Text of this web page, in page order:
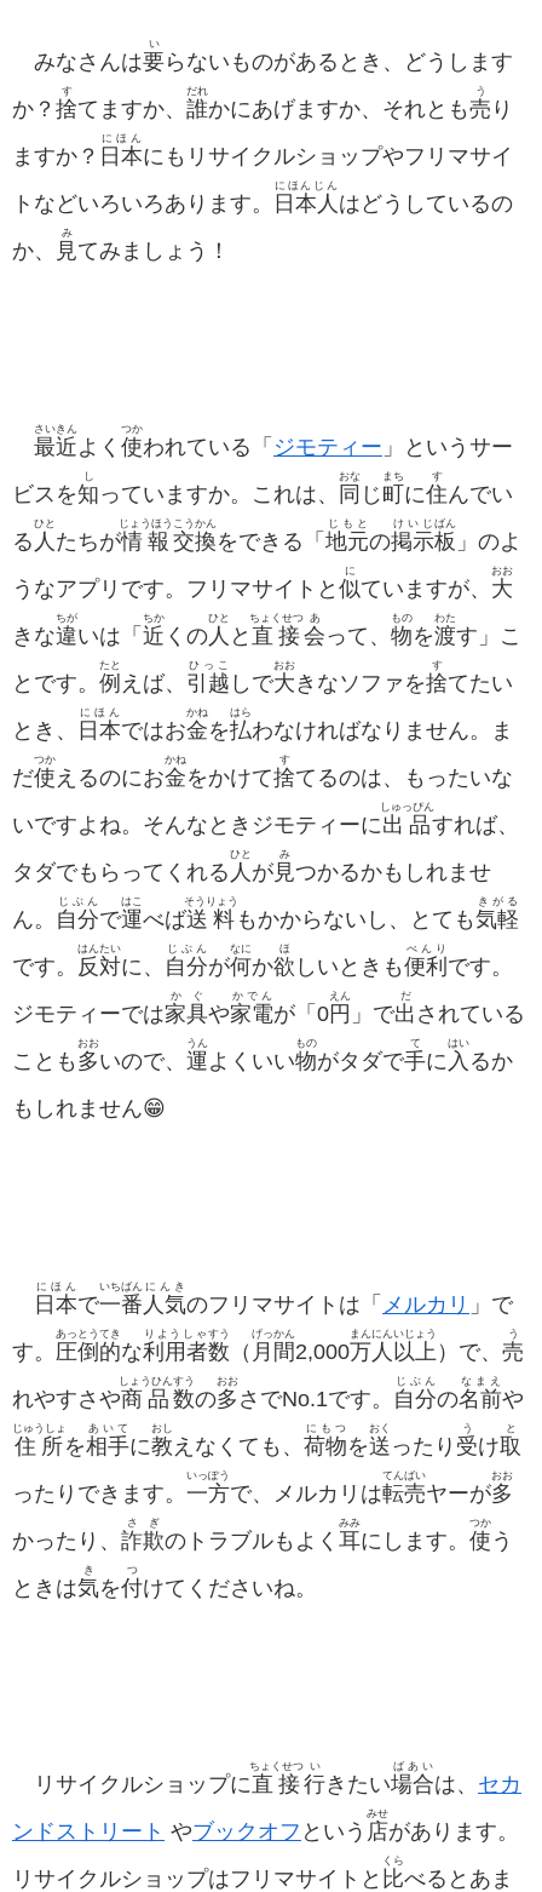
みなさんは要
い
らないものがあるとき、どうします
か？ 捨
す
てますか、 誰
だれ
かにあげますか、それとも売
う
り
ますか？ 日本
にほん
にもリサイクルショップやフリマサイ
トなどいろいろあります。
日本人
にほんじん
はどうしているの
か、
見
み
てみましょう！
最近
さいきん
よく 使
つか
われている「 ジモティー 」というサー
ビスを知
し
っていますか。これは、 同
おな
じ町
まち
に住
す
んでい
る 人
ひと
たちが情報
じょうほう
交換
こうかん
をできる「 地元
じもと
の掲示
けいじ
板
ばん
」のよ
うなアプリです。フリマサイトと 似
に
ていますが、 大
おお
きな違
ちが
いは「 近
ちか
くの 人
ひと
と 直接
ちょくせつ
会
あ
って、 物
もの
を渡
わた
す」こ
とです。 例
たと
えば、 引越
ひっこ
しで大
おお
きなソファを捨
す
てたい
とき、
日本
にほん
ではお金
かね
を払
はら
わなければなりません。ま
だ使
つか
えるのにお金
かね
をかけて捨
す
てるのは、もったいな
いですよね。そんなときジモティーに出品
しゅっぴん
すれば、
タダでもらってくれる 人
ひと
が見
み
つかるかもしれませ
ん。 自分
じぶん
で運
はこ
べば送料
そうりょう
もかからないし、とても気軽
きがる
です。 反対
はんたい
に、 自分
じぶん
が何
なに
か欲
ほ
しいときも便利
べんり
です。
ジモティーでは家具
かぐ
や家電
かでん
が「0円
えん
」で出
だ
されている
ことも 多
おお
いので、 運
うん
よくいい物
もの
がタダで手
て
に 入
はい
るか
もしれません😁
日本
にほん
で一番
いちばん
人気
にんき
のフリマサイトは「 メルカリ 」で
す。 圧倒的
あっとうてき
な利用者
りようしゃ
数
すう
（ 月間
げっかん
2,000万
まん
人
にん
以上
いじょう
）で、 売
う
れやすさや商品
しょうひん
数
すう
の多
おお
さでNo.1です。 自分
じぶん
の名前
なまえ
や
住所
じゅうしょ
を相手
あいて
に教
おし
えなくても、 荷物
にもつ
を送
おく
ったり 受
う
け取
と
ったりできます。 一方
いっぽう
で、メルカリは転売
てんばい
ヤーが多
おお
かったり、 詐欺
さぎ
のトラブルもよく 耳
みみ
にします。 使
つか
う
ときは気
き
を付
つ
けてくださいね。
リサイクルショップに直接
ちょくせつ
行
い
きたい場合
ばあい
は、 セカ
ンドストリート やブックオフ という 店
みせ
があります。
リサイクルショップはフリマサイトと 比
くら
べるとあま